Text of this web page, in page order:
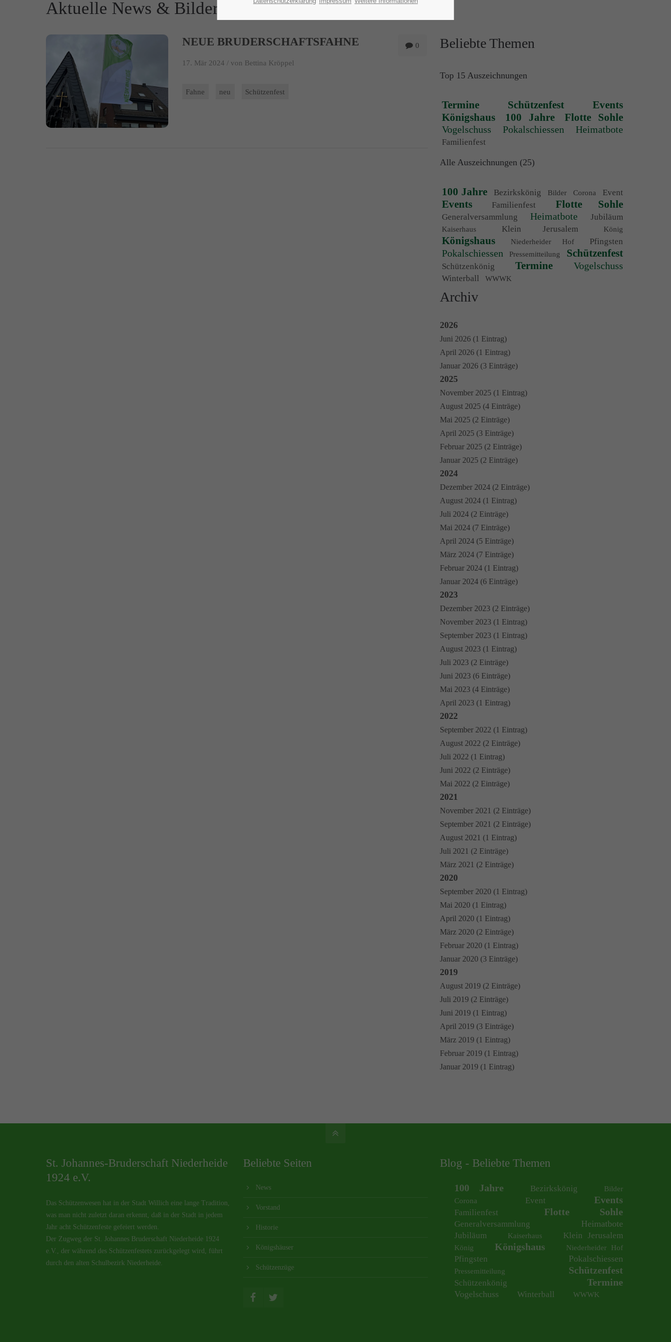
Aktuelle News & Bilder
0
NEUE BRUDERSCHAFTSFAHNE
17. Mär 2024 / von Bettina Kröppel
Fahne neu Schützenfest
Beliebte Themen
Top 15 Auszeichnungen
Termine Schützenfest
Events
Königshaus
100 Jahre Flotte Sohle
Vogelschuss Pokalschiessen Heimatbote
Familienfest
Alle Auszeichnungen (25)
100 Jahre Bezirkskönig Bilder Corona Event
Events Familienfest Flotte Sohle
Generalversammlung Heimatbote Jubiläum
Kaiserhaus Klein Jerusalem König
Königshaus Niederheider Hof Pfingsten
Pokalschiessen Pressemitteilung Schützenfest
Schützenkönig Termine Vogelschuss
Winterball WWWK
Archiv
2026
Juni 2026 (1 Eintrag)
April 2026 (1 Eintrag)
Januar 2026 (3 Einträge)
2025
November 2025 (1 Eintrag)
August 2025 (4 Einträge)
Mai 2025 (2 Einträge)
April 2025 (3 Einträge)
Februar 2025 (2 Einträge)
Januar 2025 (2 Einträge)
2024
Dezember 2024 (2 Einträge)
August 2024 (1 Eintrag)
Juli 2024 (2 Einträge)
Mai 2024 (7 Einträge)
April 2024 (5 Einträge)
März 2024 (7 Einträge)
Februar 2024 (1 Eintrag)
Januar 2024 (6 Einträge)
2023
Dezember 2023 (2 Einträge)
November 2023 (1 Eintrag)
September 2023 (1 Eintrag)
August 2023 (1 Eintrag)
Juli 2023 (2 Einträge)
Juni 2023 (6 Einträge)
Mai 2023 (4 Einträge)
April 2023 (1 Eintrag)
2022
September 2022 (1 Eintrag)
August 2022 (2 Einträge)
Juli 2022 (1 Eintrag)
Juni 2022 (2 Einträge)
Mai 2022 (2 Einträge)
2021
November 2021 (2 Einträge)
September 2021 (2 Einträge)
August 2021 (1 Eintrag)
Juli 2021 (2 Einträge)
März 2021 (2 Einträge)
2020
September 2020 (1 Eintrag)
Mai 2020 (1 Eintrag)
April 2020 (1 Eintrag)
März 2020 (2 Einträge)
Februar 2020 (1 Eintrag)
Januar 2020 (3 Einträge)
2019
August 2019 (2 Einträge)
Juli 2019 (2 Einträge)
Juni 2019 (1 Eintrag)
April 2019 (3 Einträge)
März 2019 (1 Eintrag)
Februar 2019 (1 Eintrag)
Januar 2019 (1 Eintrag)
St. Johannes-Bruderschaft Niederheide
1924 e.V.
Das Schützenwesen hat in der Stadt Willich eine lange Tradition,
was man nicht zuletzt daran erkennt, daß in der Stadt in jedem
Jahr acht Schützenfeste gefeiert werden.
Der Zugweg der St. Johannes Bruderschaft Niederheide 1924
e.V., der während des Schützenfestets zurückgelegt wird, führt
durch den alten Schulbezirk Niederheide.
Beliebte Seiten
News
Vorstand
Historie
Königshäuser
Schützenzüge
Blog - Beliebte Themen
100 Jahre Bezirkskönig
Bilder
Corona
Event Events
Familienfest Flotte Sohle
Generalversammlung Heimatbote
Jubiläum Kaiserhaus Klein Jerusalem
König Königshaus Niederheider Hof
Pfingsten Pokalschiessen
Pressemitteilung Schützenfest
Schützenkönig Termine
Vogelschuss Winterball WWWK